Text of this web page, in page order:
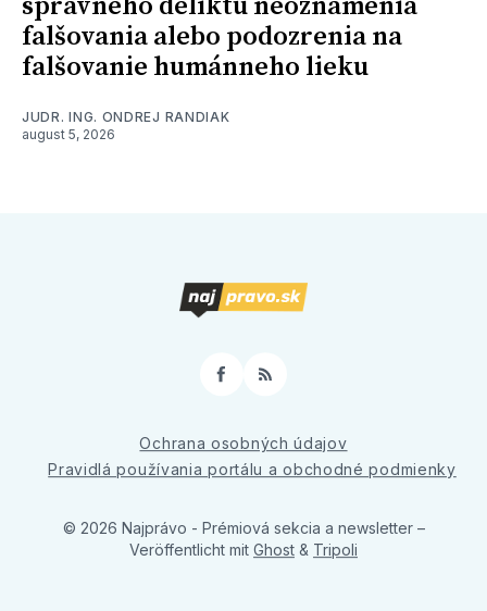
falšovania alebo podozrenia na
falšovanie humánneho lieku
JUDR. ING. ONDREJ RANDIAK
august 5, 2026
Facebook
RSS
Ochrana osobných údajov
Pravidlá používania portálu a obchodné podmienky
© 2026 Najprávo - Prémiová sekcia a newsletter –
Veröffentlicht mit Ghost & Tripoli